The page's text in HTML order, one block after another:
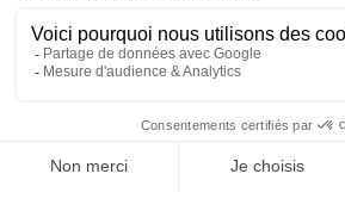
Vous recherchez une ancienne référence ?
Consultez lesarchives ferroviaires
© 2026 Baron du rail — Tous droits réservés